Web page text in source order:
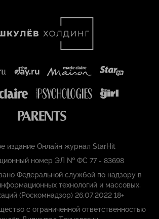
издание Онлайн журнал StarHit
номер ЭЛ № ФС 77 - 83698
Федеральной службой по надзору в
технологий и массовых,
(Роскомнадзор) 26.07.2022 18+
с ограниченной ответственностью